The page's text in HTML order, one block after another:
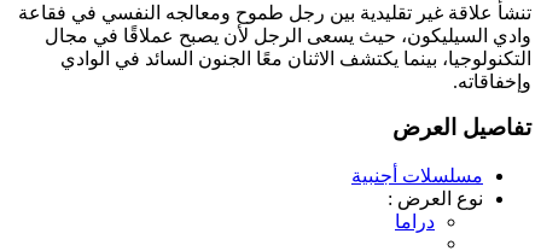
تنشأ علاقة غير تقليدية بين رجل طموح ومعالجه النفسي في فقاعة
وادي السيليكون، حيث يسعى الرجل لأن يصبح عملاقًا في مجال
التكنولوجيا، بينما يكتشف الاثنان معًا الجنون السائد في الوادي
وإخفاقاته.
تفاصيل العرض
مسلسلات أجنبية
نوع العرض :
دراما